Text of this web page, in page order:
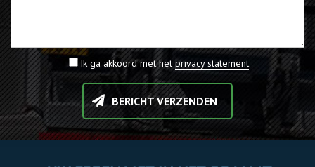
Ik ga akkoord met het privacy statement
BERICHT VERZENDEN